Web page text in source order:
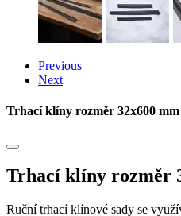
Previous
Next
Trhací klíny rozměr 32x600 mm
Trhací klíny rozměr
Ruční trhací klínové sady se